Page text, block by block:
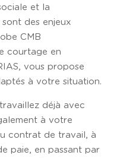
et la
des enjeux
CMB
courtage en
vous propose
à votre situation.
déjà avec
à votre
contrat de travail, à
paie, en passant par